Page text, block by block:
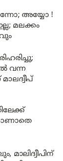
അയ്യോ !
മലക്കം
വന്ന
മാലിദ്വീപിന്